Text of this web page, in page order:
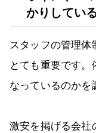
かりしてい
スタッフの管理体
とても重要です
なっているのかを
激安を掲げる会社